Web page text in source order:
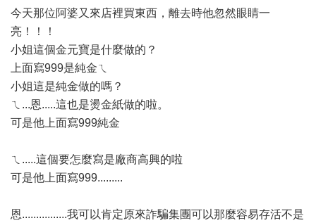
今天那位阿婆又來店裡買東西，離去時他忽然眼睛一
亮！！！
小姐這個金元寶是什麼做的？
上面寫999是純金ㄟ
小姐這是純金做的嗎？
ㄟ...恩.....這也是燙金紙做的啦。
可是他上面寫999純金
ㄟ.....這個要怎麼寫是廠商高興的啦
可是他上面寫999.........
恩................我可以肯定原來詐騙集團可以那麼容易存活不是